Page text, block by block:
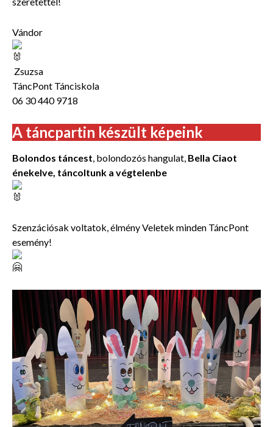
Vándor
Zsuzsa
TáncPont Tánciskola
06 30 440 9718
A táncpartin készült képeink
Bolondos táncest, bolondozós hangulat, Bella Ciaot
énekelve, táncoltunk a végtelenbe
Szenzációsak voltatok, élmény Veletek minden TáncPont
esemény!